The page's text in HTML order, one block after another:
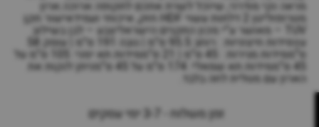
מראה נקי מודרני, שיוכל לשרת אתכם לתקופה ארוכה.ארון
מטרופוליטן 2 דלתות עשוי HDF חזק, איכותי ועמידאישור תקן
TUV – מאושר ע”י מכון התקנים הישראליצבע – לבן בשילוב
עץמידות חיצוניות : רוחב 95.5 ס”מ | גובה 191 ס”מ | עומק 58
ס”ממידות מגירות : 45 ס”מ | 21 ס”ממידות תא ימני: 105 ס”מ על
45 ס”ממידות תא שמאלי: 174 ס”מ על 45 ס”מניתן לנקות את
הארון עם מטלית לחה בלבד.
זמן משלוח - 3-7 ימי עסקים